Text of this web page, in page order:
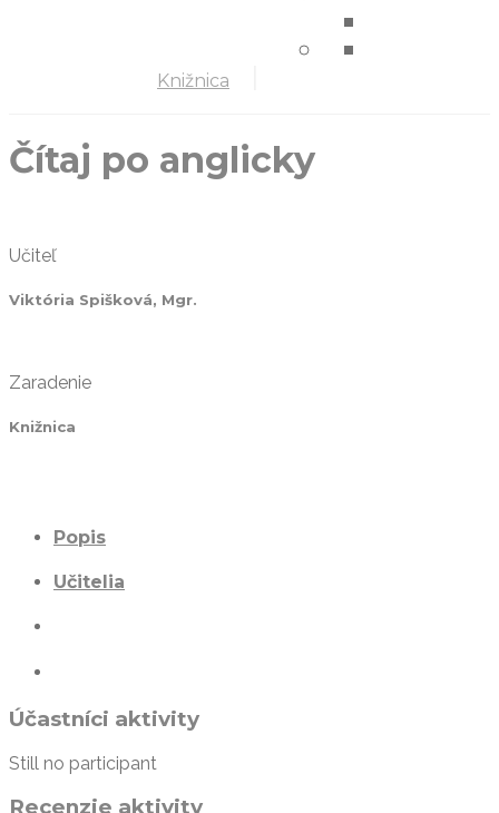
Knižnica
Čítaj po anglicky
Učiteľ
Viktória Spišková, Mgr.
Zaradenie
Knižnica
Popis
Učitelia
Účastníci aktivity
Still no participant
Recenzie aktivity